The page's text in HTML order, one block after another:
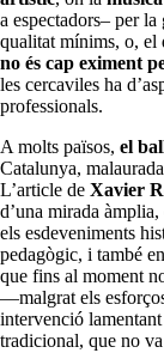
a espectadors– per
qualitat mínims, o, el
no és cap eximent
les cercaviles ha
professionals.
A molts països, el
Catalunya,
L’article de Xavier
d’una mirada
els esdeveniments
pedagògic, i també
que fins al moment
—malgrat els
intervenció
tradicional, que no